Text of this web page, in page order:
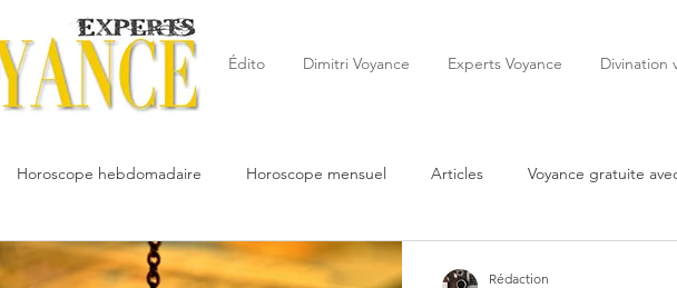
Édito Dimitri Voyance Experts Voyance Divination
Horoscope hebdomadaire Horoscope mensuel Articles Voyance gratuite
Horoscope de la semaine Astrologie
Rédaction